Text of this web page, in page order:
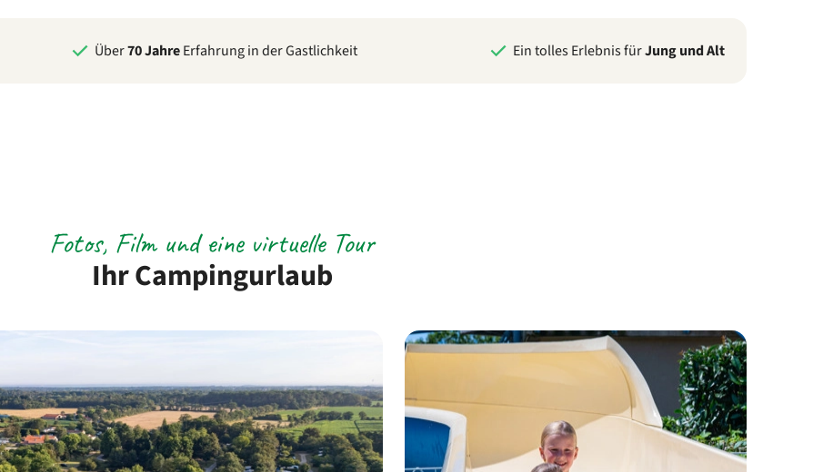
Über70 JahreErfahrung in der Gastlichkeit Ein tolles Erlebnis fürJung und Alt
Ihr Campingurlaub
Fotos, Film und eine virtuelle Tour